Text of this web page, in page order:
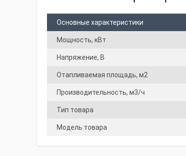
Основные характеристики
Мощность, кВт
Напряжение, В
Отапливаемая площадь, м2
Производительность, м3/ч
Тип товара
Модель товара